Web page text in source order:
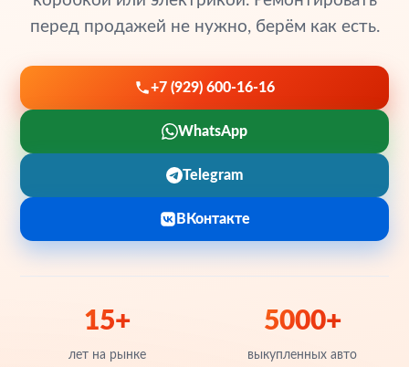
перед продажей не нужно, берём как есть.
+7 (929) 600-16-16
WhatsApp
Telegram
ВКонтакте
15+
лет на рынке
5000+
выкупленных авто